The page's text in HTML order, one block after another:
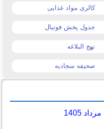
کالری مواد غذایی
جدول پخش فوتبال
نهج البلاغه
صحیفه سجادیه